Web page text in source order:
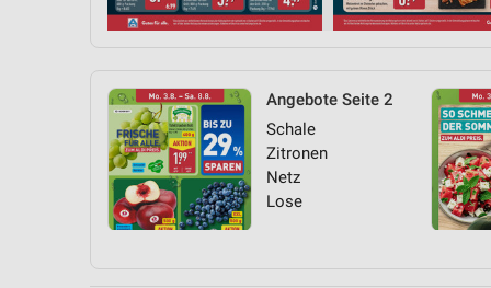
Angebote Seite 2
Schale
Zitronen
Netz
Lose
Verwendung reduzierter Daten zur Auswahl von Inhalten
Geräte anhand von aktiv angeforderten Informationen
Nicht-IAB-Verarbeitungszwecke: